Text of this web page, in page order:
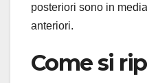
posteriori sono in
anteriori.
Come si